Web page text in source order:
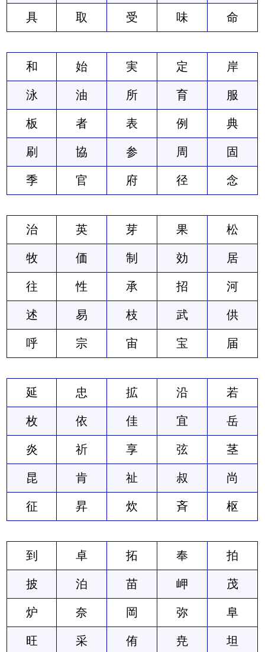
具 取 受 味 命
和 始 実 定 岸
泳 油 所 育 服
板 者 表 例 典
刷 協 参 周 固
季 官 府 径 念
治 英 芽 果 松
牧 価 制 効 居
往 性 承 招 河
述 易 枝 武 供
呼 宗 宙 宝 届
延 忠 拡 沿 若
枚 依 佳 宜 岳
炎 祈 享 弦 茎
昆 肯 祉 叔 尚
征 昇 炊 斉 枢
到 卓 拓 奉 拍
披 泊 苗 岬 茂
炉 奈 岡 弥 阜
旺 采 侑 尭 坦